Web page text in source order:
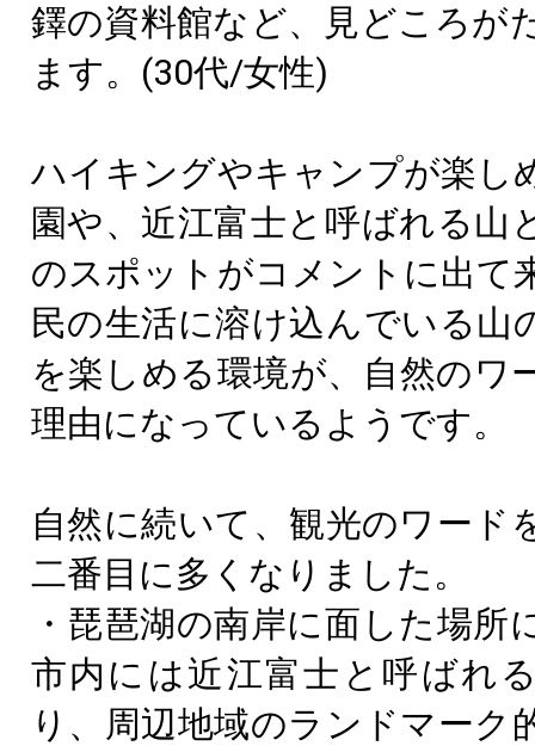
鐸の資料館など、見どころが
ます。(30代/女性)
ハイキングやキャンプが楽し
園や、近江富士と呼ばれる山
のスポットがコメントに出て
民の生活に溶け込んでいる山
を楽しめる環境が、自然のワ
理由になっているようです。
自然に続いて、観光のワード
二番目に多くなりました。
・琵琶湖の南岸に面した場所
市内には近江富士と呼ばれ
り、周辺地域のランドマーク